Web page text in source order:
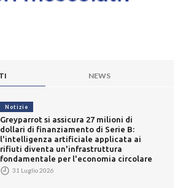
NEWS
Notizie
Greyparrot si assicura 27 milioni di
dollari di finanziamento di Serie B:
l'intelligenza artificiale applicata ai
rifiuti diventa un'infrastruttura
fondamentale per l'economia circolare
31 Luglio 2026